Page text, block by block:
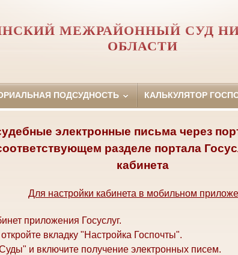
МЕЖРАЙОННЫЙ СУД
ОБЛАСТИ
ПОДСУДНОСТЬ КАЛЬКУЛЯТОР
электронные письма через
разделе портала
кабинета
Для настройки кабинета в мобильном
приложения Госуслуг.
вкладку "Настройка Госпочты".
и включите получение электронных писем.